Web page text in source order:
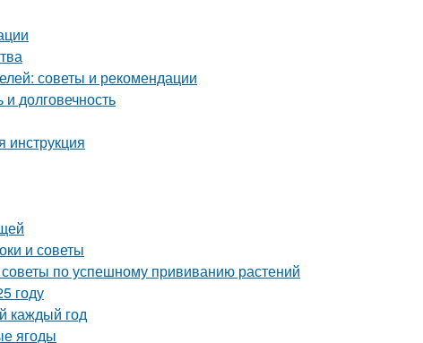
советы и рекомендации
долговечность
инструкция
и советы
советы по успешному прививанию растений
году
каждый год
ягоды